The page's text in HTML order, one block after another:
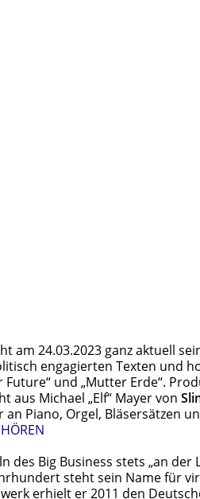
24.03.2023 ganz aktuell
engagierten Texten und
und „Mutter Erde“.
aus Michael „Elf“ Mayer von
Piano, Orgel, Bläsersätzen
Big Business stets „an
steht sein Name für
erhielt er 2011 den